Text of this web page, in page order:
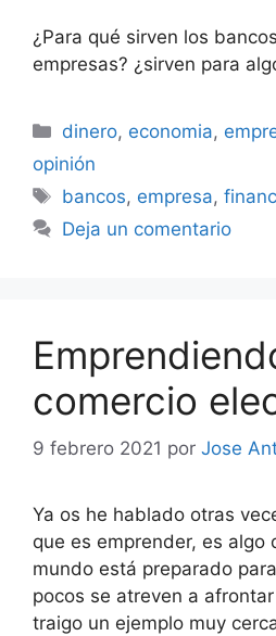
¿Para qué sirven los
empresas? ¿sirven para
Categorías
dinero, economia,
opinión
Etiquetas
bancos, empresa,
Deja un comentario
comercio
9 febrero 2021 por Jose
Ya os he hablado otras
que es emprender, es algo
mundo está preparado
pocos se atreven a
traigo un ejemplo muy